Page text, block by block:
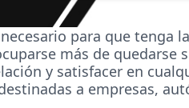
para que tenga
más de
y satisfacer en
a empresas,